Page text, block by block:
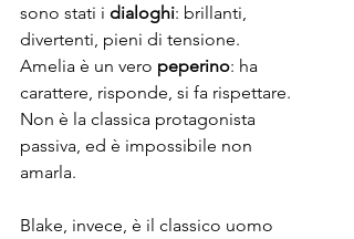
sono stati i dialoghi: brillanti,
divertenti, pieni di tensione.
Amelia è un vero peperino: ha
carattere, risponde, si fa rispettare.
Non è la classica protagonista
passiva, ed è impossibile non
amarla.
Blake, invece, è il classico uomo